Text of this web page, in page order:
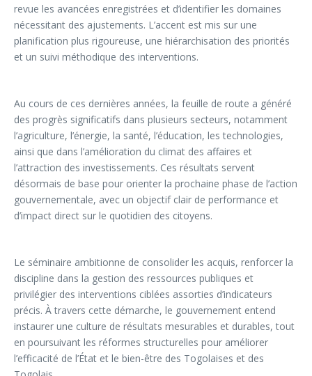
revue les avancées enregistrées et d’identifier les domaines
nécessitant des ajustements. L’accent est mis sur une
planification plus rigoureuse, une hiérarchisation des priorités
et un suivi méthodique des interventions.
Au cours de ces dernières années, la feuille de route a généré
des progrès significatifs dans plusieurs secteurs, notamment
l’agriculture, l’énergie, la santé, l’éducation, les technologies,
ainsi que dans l’amélioration du climat des affaires et
l’attraction des investissements. Ces résultats servent
désormais de base pour orienter la prochaine phase de l’action
gouvernementale, avec un objectif clair de performance et
d’impact direct sur le quotidien des citoyens.
Le séminaire ambitionne de consolider les acquis, renforcer la
discipline dans la gestion des ressources publiques et
privilégier des interventions ciblées assorties d’indicateurs
précis. À travers cette démarche, le gouvernement entend
instaurer une culture de résultats mesurables et durables, tout
en poursuivant les réformes structurelles pour améliorer
l’efficacité de l’État et le bien-être des Togolaises et des